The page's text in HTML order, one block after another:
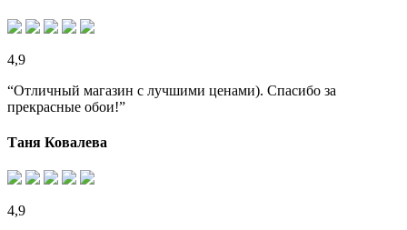
4,9
“Отличный магазин с лучшими ценами). Спасибо за
прекрасные обои!”
Таня Ковалева
4,9